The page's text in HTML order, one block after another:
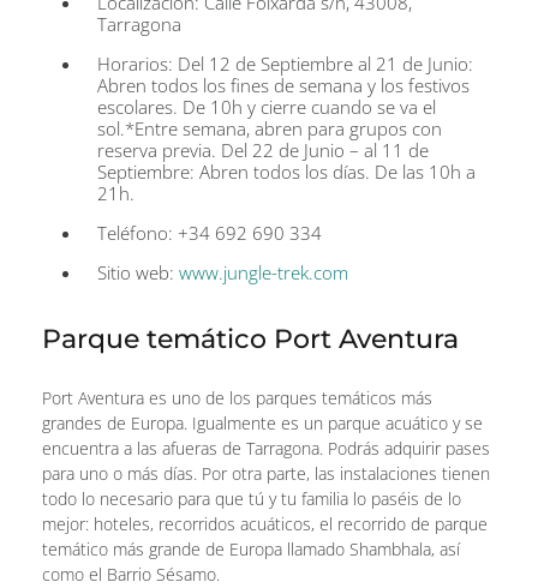
Tarragona
Horarios: Del 12 de Septiembre al 21 de Junio:
Abren todos los fines de semana y los festivos
escolares. De 10h y cierre cuando se va el
sol.*Entre semana, abren para grupos con
reserva previa. Del 22 de Junio – al 11 de
Septiembre: Abren todos los días. De las 10h a
21h.
Teléfono: +34 692 690 334
Sitio web:www.jungle-trek.com
Parque temático Port Aventura
Port Aventura es uno de los parques temáticos más
grandes de Europa. Igualmente es un parque acuático y se
encuentra a las afueras de Tarragona. Podrás adquirir pases
para uno o más días. Por otra parte, las instalaciones tienen
todo lo necesario para que tú y tu familia lo paséis de lo
mejor: hoteles, recorridos acuáticos, el recorrido de parque
temático más grande de Europa llamado Shambhala, así
como el Barrio Sésamo.